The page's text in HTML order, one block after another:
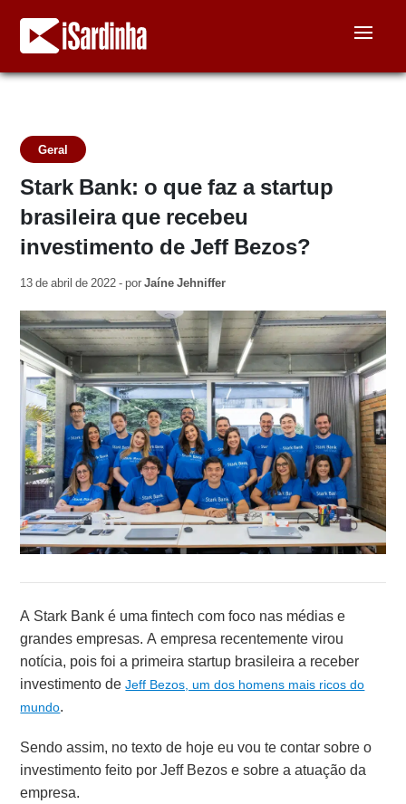
Geral
Stark Bank: o que faz a startup
brasileira que recebeu
investimento de Jeff Bezos?
13 de abril de 2022 - porJaíne Jehniffer
A Stark Banké uma fintech com foco nas médias e
grandes empresas. A empresa recentemente virou
notícia, pois foi a primeira startup brasileira a receber
investimento deJeff Bezos, um dos homens mais ricos do
mundo.
Sendo assim, no texto de hoje eu vou te contar sobre o
investimento feito por Jeff Bezos e sobre a atuação da
empresa.